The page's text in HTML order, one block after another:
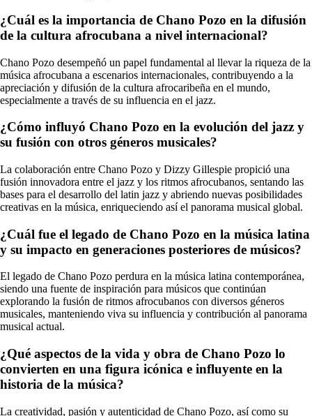
¿Cuál es la importancia de Chano Pozo en la difusión
de la cultura afrocubana a nivel internacional?
Chano Pozo desempeñó un papel fundamental al llevar la riqueza de la
música afrocubana a escenarios internacionales, contribuyendo a la
apreciación y difusión de la cultura afrocaribeña en el mundo,
especialmente a través de su influencia en el jazz.
¿Cómo influyó Chano Pozo en la evolución del jazz y
su fusión con otros géneros musicales?
La colaboración entre Chano Pozo y Dizzy Gillespie propició una
fusión innovadora entre el jazz y los ritmos afrocubanos, sentando las
bases para el desarrollo del latin jazz y abriendo nuevas posibilidades
creativas en la música, enriqueciendo así el panorama musical global.
¿Cuál fue el legado de Chano Pozo en la música latina
y su impacto en generaciones posteriores de músicos?
El legado de Chano Pozo perdura en la música latina contemporánea,
siendo una fuente de inspiración para músicos que continúan
explorando la fusión de ritmos afrocubanos con diversos géneros
musicales, manteniendo viva su influencia y contribución al panorama
musical actual.
¿Qué aspectos de la vida y obra de Chano Pozo lo
convierten en una figura icónica e influyente en la
historia de la música?
La creatividad, pasión y autenticidad de Chano Pozo, así como su